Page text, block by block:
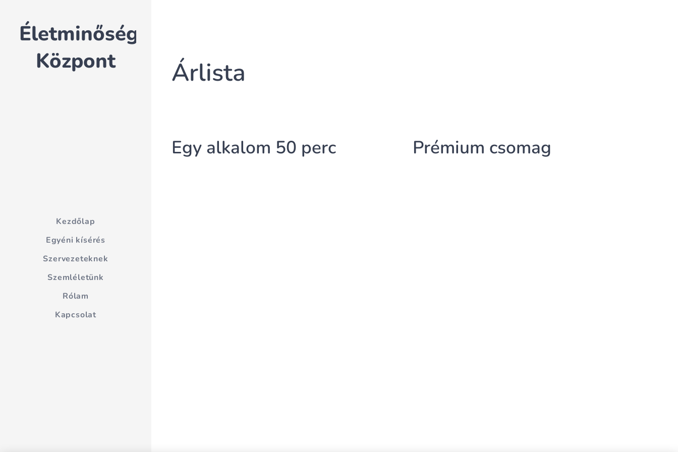
Életminőség
Központ
Kezdőlap
Egyéni kísérés
Szervezeteknek
Szemléletünk
Rólam
Kapcsolat
Árlista
Egy alkalom 50 perc Prémium csomag